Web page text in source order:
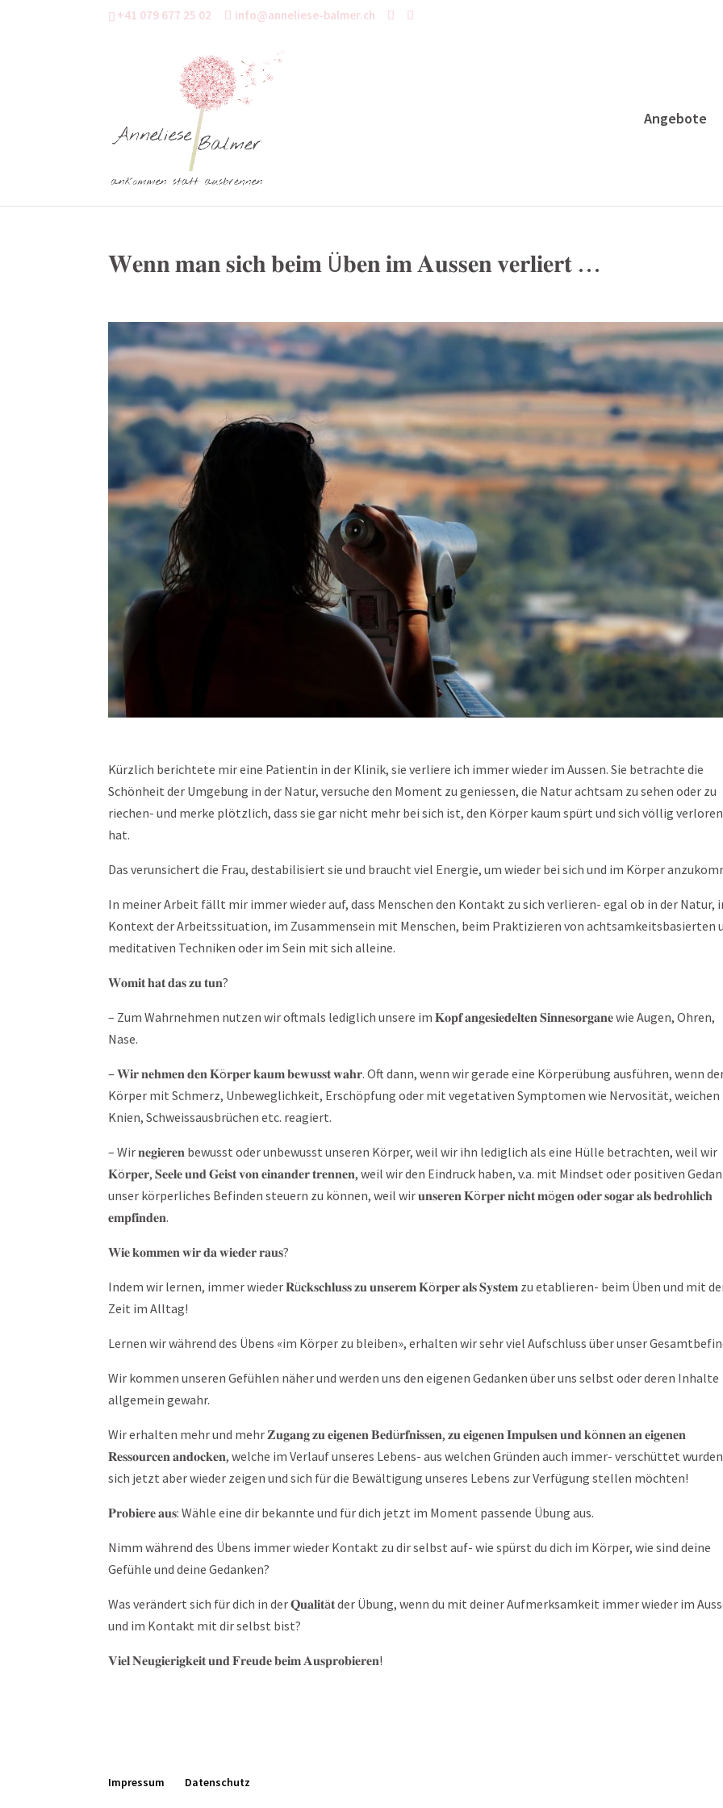
+41 079 677 25 02 info@anneliese-balmer.ch
Angebote
𝐖𝐞𝐧𝐧 𝐦𝐚𝐧 𝐬𝐢𝐜𝐡 𝐛𝐞𝐢𝐦 Ü𝐛𝐞𝐧 𝐢𝐦 𝐀𝐮𝐬𝐬𝐞𝐧 𝐯𝐞𝐫𝐥𝐢𝐞𝐫𝐭 …
Kürzlich berichtete mir eine Patientin in der Klinik, sie verliere ich immer wieder im Aussen. Sie betrachte die
Schönheit der Umgebung in der Natur, versuche den Moment zu geniessen, die Natur achtsam zu sehen oder zu
riechen- und merke plötzlich, dass sie gar nicht mehr bei sich ist, den Körper kaum spürt und sich völlig verloren
hat.
Das verunsichert die Frau, destabilisiert sie und braucht viel Energie, um wieder bei sich und im Körper
In meiner Arbeit fällt mir immer wieder auf, dass Menschen den Kontakt zu sich verlieren- egal ob in der Natur,
Kontext der Arbeitssituation, im Zusammensein mit Menschen, beim Praktizieren von achtsamkeitsbasierten
meditativen Techniken oder im Sein mit sich alleine.
𝐖𝐨𝐦𝐢𝐭 𝐡𝐚𝐭 𝐝𝐚𝐬 𝐳𝐮 𝐭𝐮𝐧?
– Zum Wahrnehmen nutzen wir oftmals lediglich unsere im 𝐊𝐨𝐩𝐟 𝐚𝐧𝐠𝐞𝐬𝐢𝐞𝐝𝐞𝐥𝐭𝐞𝐧 𝐒𝐢𝐧𝐧𝐞𝐬𝐨𝐫𝐠𝐚𝐧𝐞 wie Augen, Ohren,
Nase.
– 𝐖𝐢𝐫 𝐧𝐞𝐡𝐦𝐞𝐧 𝐝𝐞𝐧 𝐊ö𝐫𝐩𝐞𝐫 𝐤𝐚𝐮𝐦 𝐛𝐞𝐰𝐮𝐬𝐬𝐭 𝐰𝐚𝐡𝐫. Oft dann, wenn wir gerade eine Körperübung ausführen, wenn
Körper mit Schmerz, Unbeweglichkeit, Erschöpfung oder mit vegetativen Symptomen wie Nervosität, weichen
Knien, Schweissausbrüchen etc. reagiert.
– Wir 𝐧𝐞𝐠𝐢𝐞𝐫𝐞𝐧 bewusst oder unbewusst unseren Körper, weil wir ihn lediglich als eine Hülle betrachten, weil wir
𝐊ö𝐫𝐩𝐞𝐫, 𝐒𝐞𝐞𝐥𝐞 𝐮𝐧𝐝 𝐆𝐞𝐢𝐬𝐭 𝐯𝐨𝐧 𝐞𝐢𝐧𝐚𝐧𝐝𝐞𝐫 𝐭𝐫𝐞𝐧𝐧𝐞𝐧, weil wir den Eindruck haben, v.a. mit Mindset oder positiven
unser körperliches Befinden steuern zu können, weil wir 𝐮𝐧𝐬𝐞𝐫𝐞𝐧 𝐊ö𝐫𝐩𝐞𝐫 𝐧𝐢𝐜𝐡𝐭 𝐦ö𝐠𝐞𝐧 𝐨𝐝𝐞𝐫 𝐬𝐨𝐠𝐚𝐫 𝐚𝐥𝐬 𝐛𝐞𝐝𝐫𝐨𝐡𝐥𝐢𝐜𝐡
𝐞𝐦𝐩𝐟𝐢𝐧𝐝𝐞𝐧.
𝐖𝐢𝐞 𝐤𝐨𝐦𝐦𝐞𝐧 𝐰𝐢𝐫 𝐝𝐚 𝐰𝐢𝐞𝐝𝐞𝐫 𝐫𝐚𝐮𝐬?
Indem wir lernen, immer wieder 𝐑ü𝐜𝐤𝐬𝐜𝐡𝐥𝐮𝐬𝐬 𝐳𝐮 𝐮𝐧𝐬𝐞𝐫𝐞𝐦 𝐊ö𝐫𝐩𝐞𝐫 𝐚𝐥𝐬 𝐒𝐲𝐬𝐭𝐞𝐦 zu etablieren- beim Üben und mit
Zeit im Alltag!
Lernen wir während des Übens «im Körper zu bleiben», erhalten wir sehr viel Aufschluss über unser
Wir kommen unseren Gefühlen näher und werden uns den eigenen Gedanken über uns selbst oder deren Inhalte
allgemein gewahr.
Wir erhalten mehr und mehr 𝐙𝐮𝐠𝐚𝐧𝐠 𝐳𝐮 𝐞𝐢𝐠𝐞𝐧𝐞𝐧 𝐁𝐞𝐝ü𝐫𝐟𝐧𝐢𝐬𝐬𝐞𝐧, 𝐳𝐮 𝐞𝐢𝐠𝐞𝐧𝐞𝐧 𝐈𝐦𝐩𝐮𝐥𝐬𝐞𝐧 𝐮𝐧𝐝 𝐤ö𝐧𝐧𝐞𝐧 𝐚𝐧 𝐞𝐢𝐠𝐞𝐧𝐞𝐧
𝐑𝐞𝐬𝐬𝐨𝐮𝐫𝐜𝐞𝐧 𝐚𝐧𝐝𝐨𝐜𝐤𝐞𝐧, welche im Verlauf unseres Lebens- aus welchen Gründen auch immer- verschüttet
sich jetzt aber wieder zeigen und sich für die Bewältigung unseres Lebens zur Verfügung stellen möchten!
𝐏𝐫𝐨𝐛𝐢𝐞𝐫𝐞 𝐚𝐮𝐬: Wähle eine dir bekannte und für dich jetzt im Moment passende Übung aus.
Nimm während des Übens immer wieder Kontakt zu dir selbst auf- wie spürst du dich im Körper, wie sind deine
Gefühle und deine Gedanken?
Was verändert sich für dich in der 𝐐𝐮𝐚𝐥𝐢𝐭ä𝐭 der Übung, wenn du mit deiner Aufmerksamkeit immer wieder im
und im Kontakt mit dir selbst bist?
𝐕𝐢𝐞𝐥 𝐍𝐞𝐮𝐠𝐢𝐞𝐫𝐢𝐠𝐤𝐞𝐢𝐭 𝐮𝐧𝐝 𝐅𝐫𝐞𝐮𝐝𝐞 𝐛𝐞𝐢𝐦 𝐀𝐮𝐬𝐩𝐫𝐨𝐛𝐢𝐞𝐫𝐞𝐧!
Impressum Datenschutz